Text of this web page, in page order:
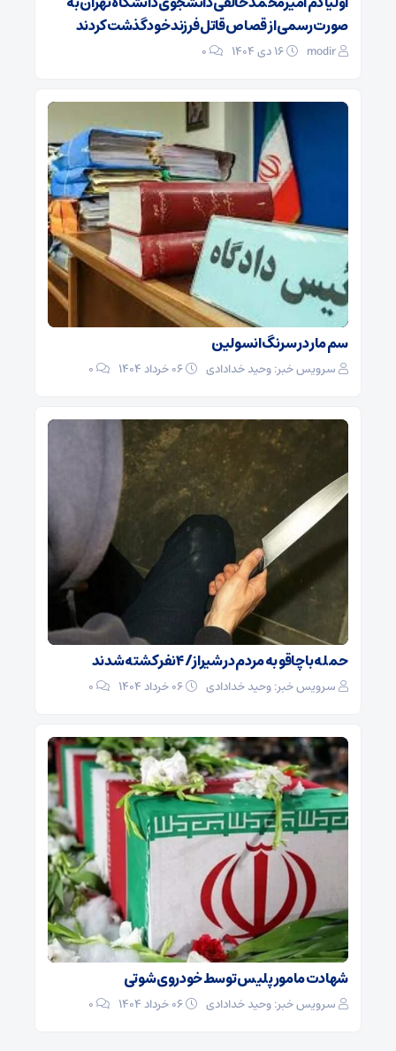
صورت رسمی از قصاص قاتل فرزند خود گذشت کردند
modir
0
سم مار در سرنگ انسولین
سرویس خبر: وحید خدادادی 0
حمله با چاقو به مردم در شیراز/ ۴ نفر کشته شدند
سرویس خبر: وحید خدادادی 0
شهادت مامور پلیس توسط خودروی شوتی
سرویس خبر: وحید خدادادی 0